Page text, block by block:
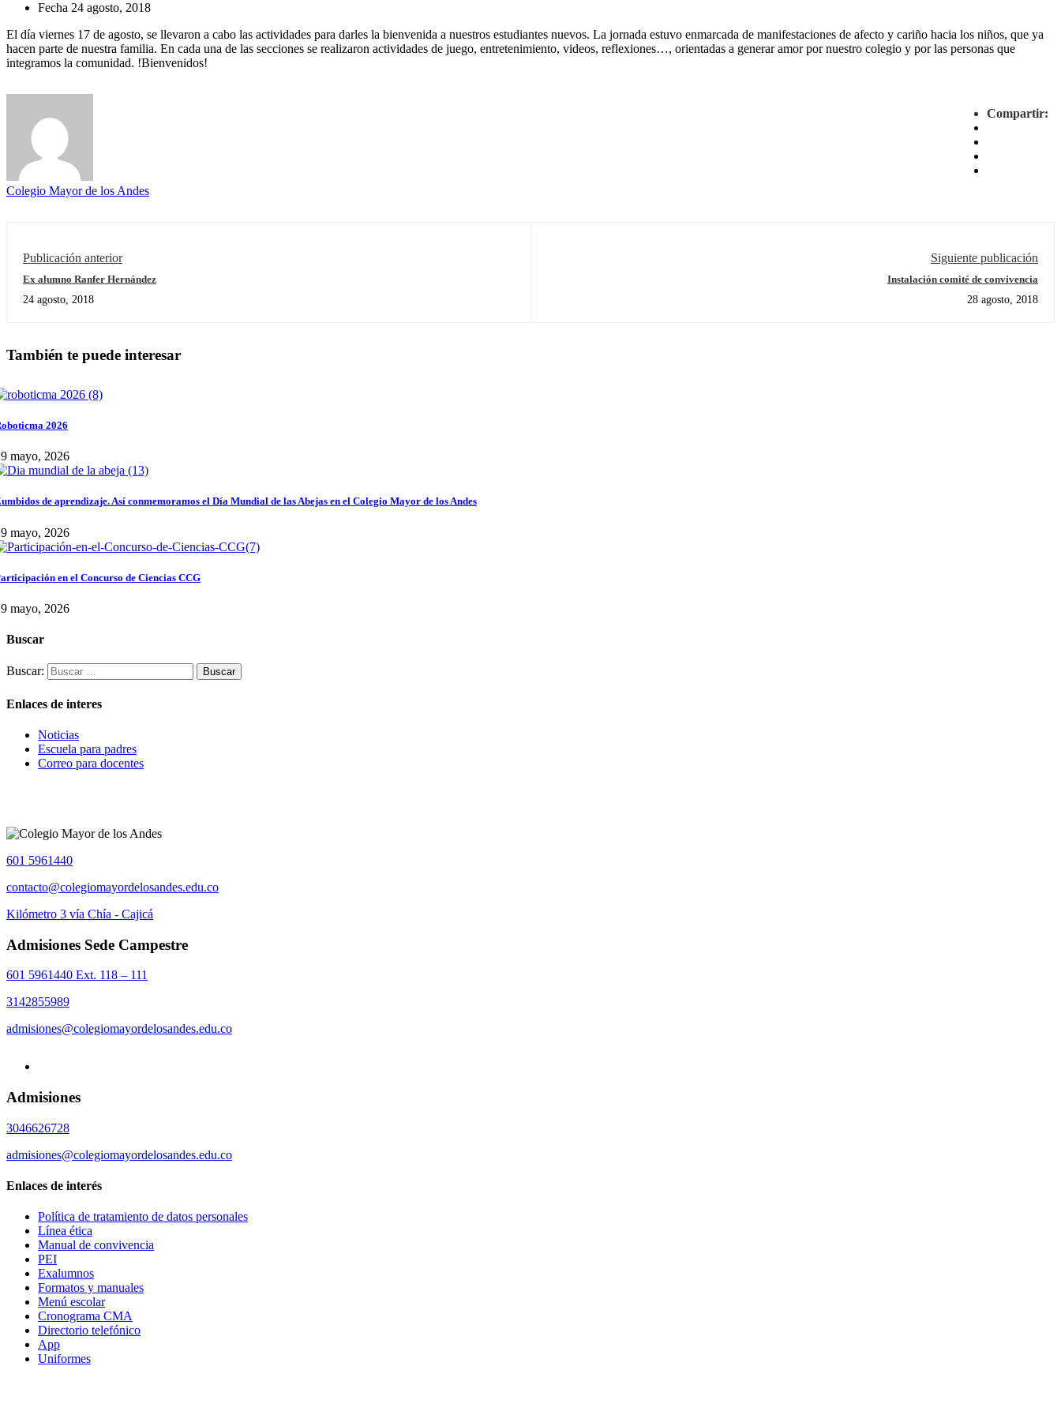
Fecha 24 agosto, 2018
El día viernes 17 de agosto, se llevaron a cabo las actividades para darles la bienvenida a nuestros estudiantes nuevos. La jornada estuvo enmarcada de manifestaciones de afecto y cariño hacia los niños, que ya
hacen parte de nuestra familia. En cada una de las secciones se realizaron actividades de juego, entretenimiento, videos, reflexiones…, orientadas a generar amor por nuestro colegio y por las personas que
integramos la comunidad. !Bienvenidos!
Compartir:
Colegio Mayor de los Andes
Publicación anterior
Ex alumno Ranfer Hernández
24 agosto, 2018
Siguiente publicación
Instalación comité de convivencia
28 agosto, 2018
También te puede interesar
2026
mayo, 2026
de aprendizaje. Así conmemoramos el Día Mundial de las Abejas en el Colegio Mayor de los Andes
mayo, 2026
en el Concurso de Ciencias CCG
mayo, 2026
Buscar
Buscar:
Enlaces de interes
Noticias
Escuela para padres
Correo para docentes
601 5961440
contacto@colegiomayordelosandes.edu.co
Kilómetro 3 vía Chía - Cajicá
Admisiones Sede Campestre
601 5961440 Ext. 118 – 111
3142855989
admisiones@colegiomayordelosandes.edu.co
Admisiones
3046626728
admisiones@colegiomayordelosandes.edu.co
Enlaces de interés
Política de tratamiento de datos personales
Línea ética
Manual de convivencia
PEI
Exalumnos
Formatos y manuales
Menú escolar
Cronograma CMA
Directorio telefónico
App
Uniformes